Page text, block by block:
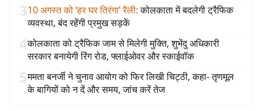
310 अगस्त को ‘हर घर तिरंगा’ रैली: कोलकाता में बदलेगी ट्रैफिक
व्यवस्था, बंद रहेंगी प्रमुख सड़कें
4कोलकाता को ट्रैफिक जाम से मिलेगी मुक्ति, शुभेंदु अधिकारी
सरकार बनायेगी रिंग रोड, फ्लाईओवर और स्काईवॉक
5ममता बनर्जी ने चुनाव आयोग को फिर लिखी चिट्ठी, कहा- तृणमूल
के बागियों को न दें और समय, जांच करें तेज